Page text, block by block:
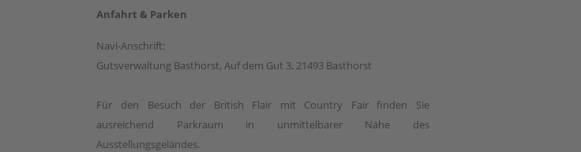
Anfahrt & Parken
Navi-Anschrift:
Gutsverwaltung Basthorst, Auf dem Gut 3, 21493 Basthorst
Für den Besuch der British Flair mit Country Fair finden Sie
ausreichend Parkraum in unmittelbarer Nähe des
Ausstellungsgeländes.